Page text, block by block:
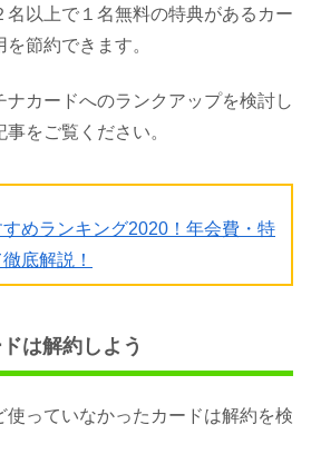
名以上で１名無料の特典があるカー
節約できます。
カードへのランクアップを検討し
をご覧ください。
めランキング2020！年会費・特
底解説！
は解約しよう
使っていなかったカードは解約を検